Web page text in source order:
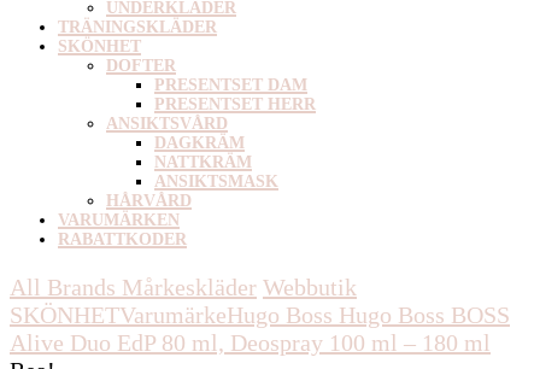
UNDERKLÄDER
TRÄNINGSKLÄDER
SKÖNHET
DOFTER
PRESENTSET DAM
PRESENTSET HERR
ANSIKTSVÅRD
DAGKRÄM
NATTKRÄM
ANSIKTSMASK
HÅRVÅRD
VARUMÄRKEN
RABATTKODER
All Brands Mårkeskläder Webbutik
SKÖNHETVarumärkeHugo Boss Hugo Boss BOSS
Alive Duo EdP 80 ml, Deospray 100 ml – 180 ml